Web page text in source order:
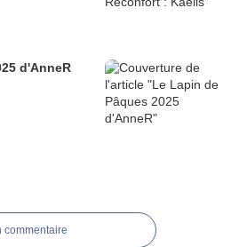
d'AnneR
commentaire